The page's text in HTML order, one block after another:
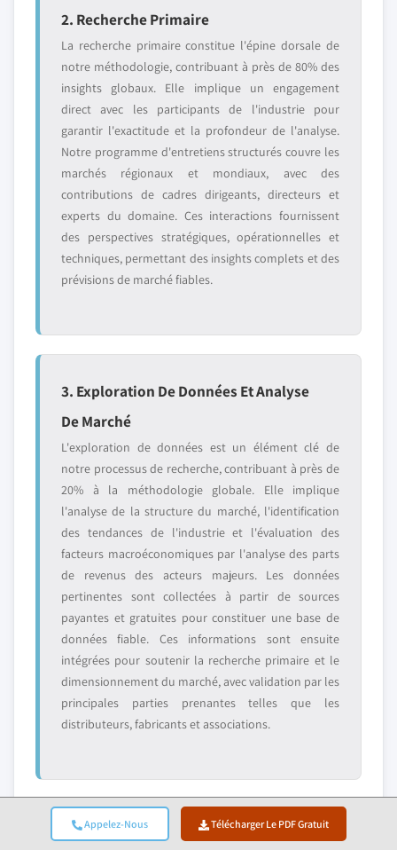
Appelez-Nous Télécharger Le PDF Gratuit
2. Recherche Primaire
La recherche primaire constitue l'épine dorsale de
notre méthodologie, contribuant à près de 80% des
insights globaux. Elle implique un engagement
direct avec les participants de l'industrie pour
garantir l'exactitude et la profondeur de l'analyse.
Notre programme d'entretiens structurés couvre les
marchés régionaux et mondiaux, avec des
contributions de cadres dirigeants, directeurs et
experts du domaine. Ces interactions fournissent
des perspectives stratégiques, opérationnelles et
techniques, permettant des insights complets et des
prévisions de marché fiables.
3. Exploration De Données Et Analyse
De Marché
L'exploration de données est un élément clé de
notre processus de recherche, contribuant à près de
20% à la méthodologie globale. Elle implique
l'analyse de la structure du marché, l'identification
des tendances de l'industrie et l'évaluation des
facteurs macroéconomiques par l'analyse des parts
de revenus des acteurs majeurs. Les données
pertinentes sont collectées à partir de sources
payantes et gratuites pour constituer une base de
données fiable. Ces informations sont ensuite
intégrées pour soutenir la recherche primaire et le
dimensionnement du marché, avec validation par les
principales parties prenantes telles que les
distributeurs, fabricants et associations.
4. Dimensionnement Du Marché